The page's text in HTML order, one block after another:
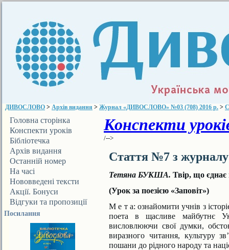
ДИВОСЛОВО > Архів видання > Журнал «ДИВОСЛОВО» №03 (708) 2016 р. >
Головна сторінка
Конспекти уроків
Бібліотечка
ДИВОСЛОВА
Архів видання
Останній номер
На часі
Нововведені тексти
Акції. Бонуси
Відгуки та пропозиції
Посилання
Конспекти
/-->
Стаття №7 з
Тетяна БУКША. Твір, що єднає
(Урок за поезією «Заповіт»)
М е т а: ознайомити учнів з
поета в щасливе майбутнє
висловлюючи свої думки,
виразного читання, культуру
пошани до рідного народу та